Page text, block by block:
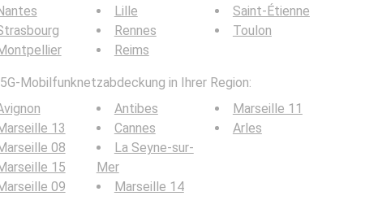
Lille
Rennes
Reims
Saint-Étienne
Toulon
Mobilfunknetzabdeckung in Ihrer Region:
13
08
15
09
Antibes
Cannes
La Seyne-sur-
Mer
Marseille 14
Marseille 11
Arles